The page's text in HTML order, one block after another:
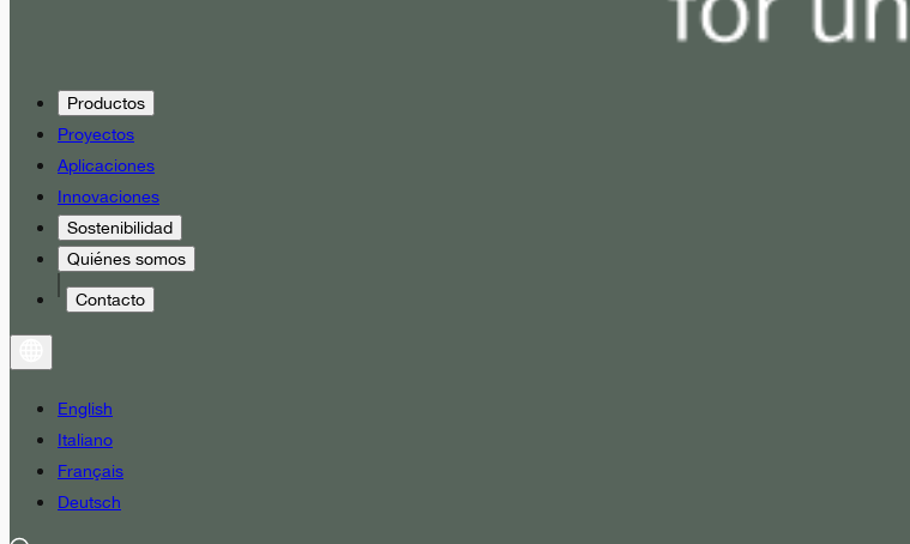
Productos
Proyectos
Aplicaciones
Innovaciones
Sostenibilidad
Quiénes somos
Contacto
English
Italiano
Français
Deutsch